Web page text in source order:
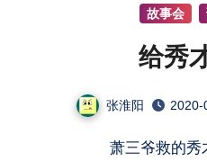
故事会
给秀
张淮阳 2020-
萧三爷救的